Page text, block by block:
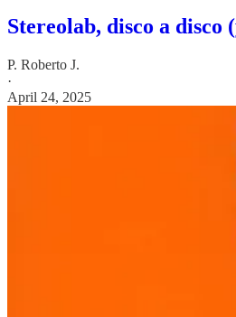
Stereolab, disco a disco
P. Roberto J.
·
April 24, 2025